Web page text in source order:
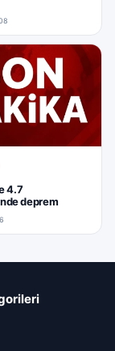
4.7
deprem